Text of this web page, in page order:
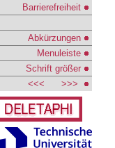
Barrierefreiheit
Abkürzungen
Menuleiste
Schrift größer
<<<
>>>